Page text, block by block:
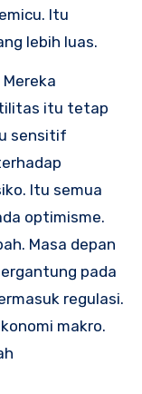
Itu
lebih luas.
itu tetap
sensitif
Itu semua
optimisme.
Masa depan
pada
regulasi.
makro.